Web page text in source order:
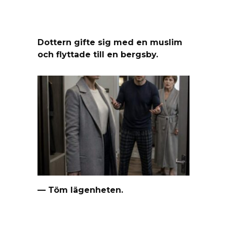
Dottern gifte sig med en muslim
och flyttade till en bergsby.
— Töm lägenheten.